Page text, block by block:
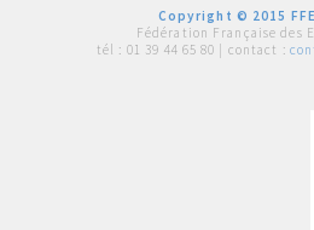
Copyright © 2015
Fédération Française des
tél : 01 39 44 65 80 | contact :